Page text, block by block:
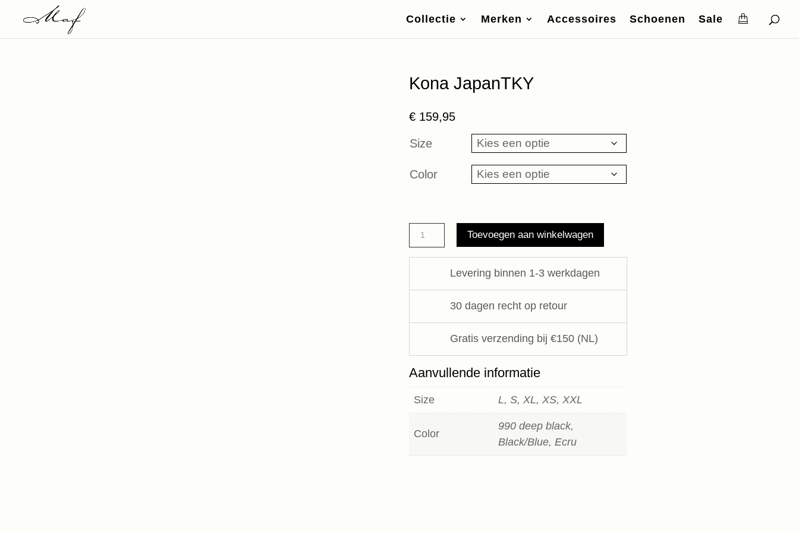
Collectie Merken Accessoires Schoenen Sale
Kona JapanTKY
€ 159,95
Size
Color
Kona
JapanTKY
aantal
Toevoegen aan winkelwagen
Levering binnen 1-3 werkdagen
30 dagen recht op retour
Gratis verzending bij €150 (NL)
Aanvullende informatie
Size L, S, XL, XS, XXL
Color
990 deep black,
Black/Blue, Ecru